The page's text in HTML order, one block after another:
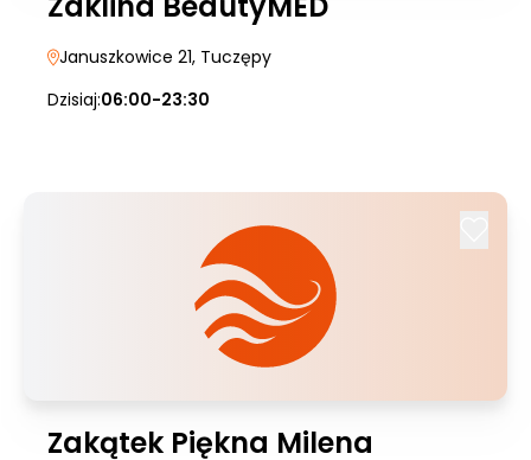
Januszkowice 21, Tuczępy
Dzisiaj:06:00-23:30
Zakątek Piękna Milena